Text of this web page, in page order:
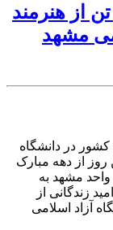
از هنرمند
مشهد
در دانشگاه
روز از دهه مبارک
مشهد به
زندگانی از
آزاد اسلامی